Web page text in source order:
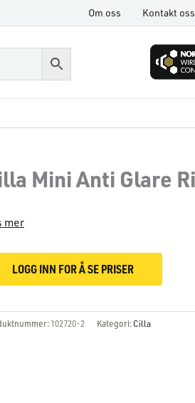
Om oss Kontakt oss
Mini Anti Glare
mer
LOGG INN FOR Å SE PRISER
102720-2 Kategori: Cilla